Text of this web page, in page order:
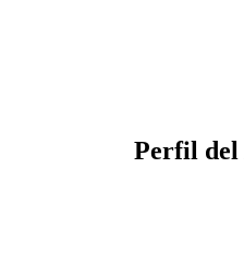
Perfil del